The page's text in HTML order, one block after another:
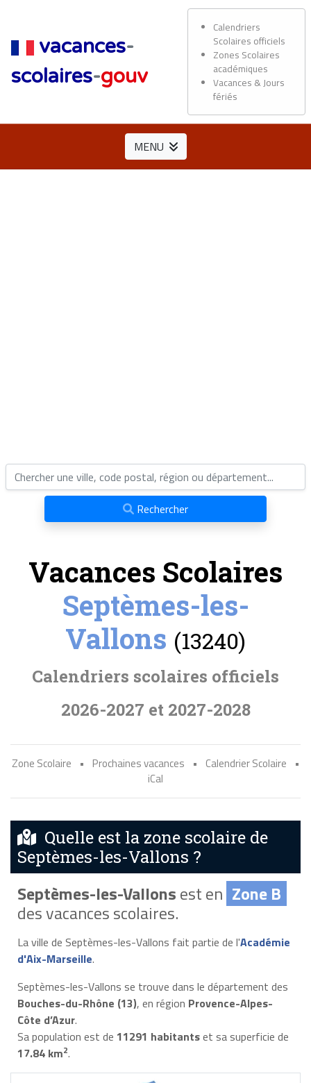
vacances-
scolaires-gouv
Calendriers
Scolaires officiels
Zones Scolaires
académiques
Vacances & Jours
fériés
MENU
Rechercher
Vacances Scolaires
Septèmes-les-
Vallons (13240)
Calendriers scolaires officiels
2026-2027 et 2027-2028
Zone Scolaire • Prochaines vacances • Calendrier Scolaire
•
iCal
Quelle est la zone scolaire de
Septèmes-les-Vallons ?
Septèmes-les-Vallonsest en Zone B
des vacances scolaires.
La ville de Septèmes-les-Vallons fait partie de l'Académie
d'Aix-Marseille.
Septèmes-les-Vallons se trouve dans le département des
Bouches-du-Rhône (13), en région Provence-Alpes-
Côte d’Azur.
Sa population est de 11291 habitantset sa superficie de
17.84 km2.